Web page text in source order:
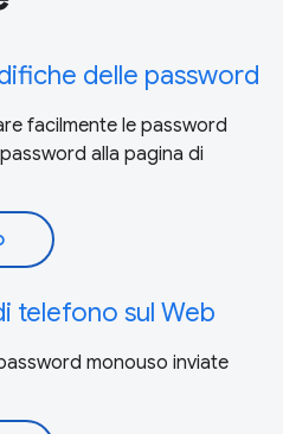
delle password
facilmente le password
alla pagina di
telefono sul Web
monouso inviate